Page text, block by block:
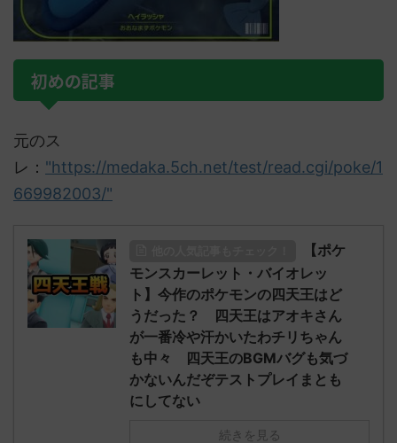
初めの記事
元のス
レ： "https://medaka.5ch.net/test/read.cgi/poke/1
669982003/"
【ポケ
モンスカーレット・バイオレッ
ト】今作のポケモンの四天王はど
うだった？ 四天王はアオキさん
が一番冷や汗かいたわチリちゃん
も中々 四天王のBGMバグも気づ
かないんだぞテストプレイまとも
にしてない
続きを見る